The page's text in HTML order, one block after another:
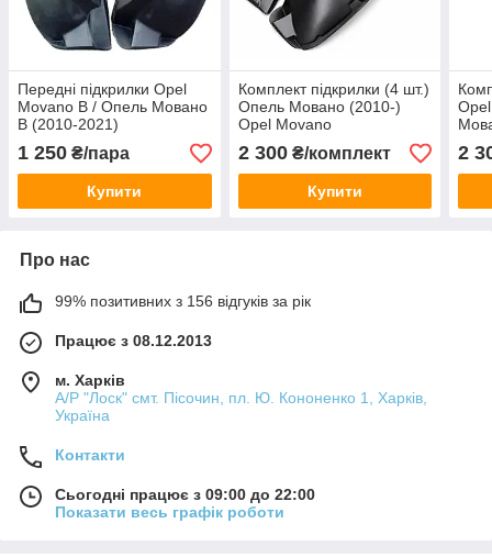
Передні підкрилки Opel
Movano B / Опель Мовано
B (2010-2021)
1 250 ₴/пара
Купити
Комплект підкрилки (4 шт.)
Опель Мовано (2010-)
Opel Movano
2 300₴/комплект
Купити
2
Про нас
99% позитивних з 156 відгуків за рік
Працює з 08.12.2013
м. Харків
А/Р "Лоск" смт. Пісочин, пл. Ю. Кононенко 1, Харків,
Україна
Контакти
Сьогодні працює з 09:00 до 22:00
Показати весь графік роботи